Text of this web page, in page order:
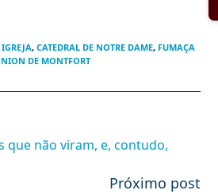
, CATEDRAL DE NOTRE DAME, FUMAÇA
DE MONTFORT
que não viram, e, contudo,
Próximo post